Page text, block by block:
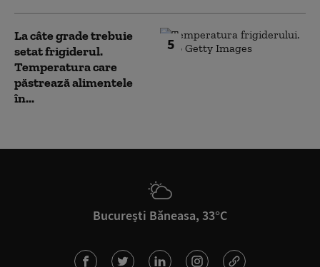
5
La câte grade trebuie
setat frigiderul.
Temperatura care
păstrează alimentele
în...
București Băneasa, 33°C